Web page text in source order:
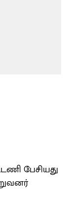
பேசியது